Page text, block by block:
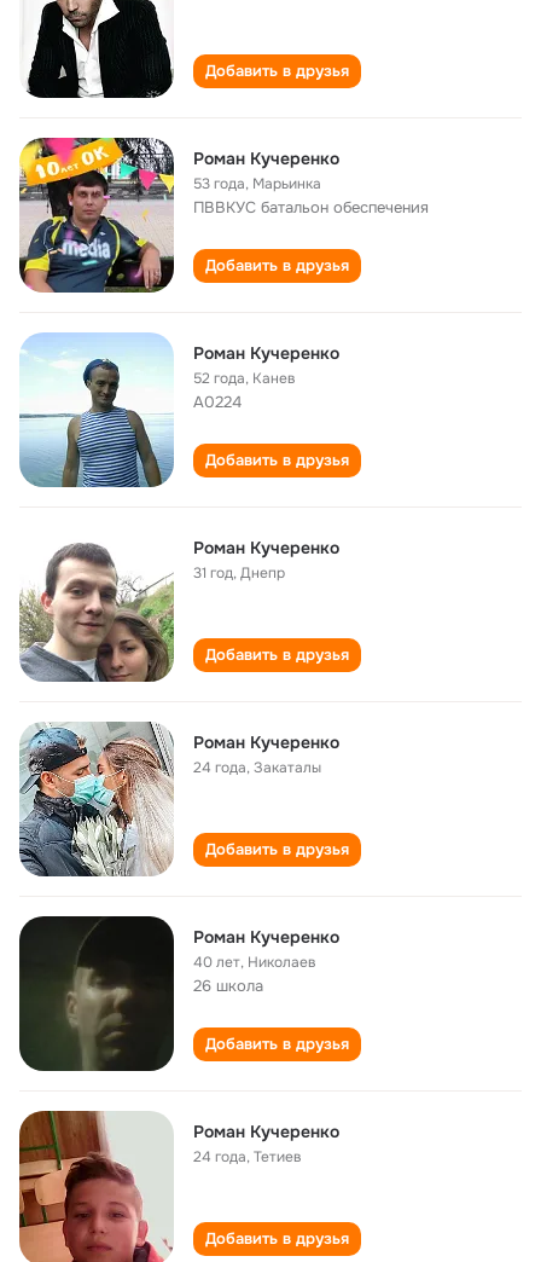
Добавить в друзья
Роман Кучеренко
53 года, Марьинка
ПВВКУС батальон обеспечения
Добавить в друзья
Роман Кучеренко
52 года, Канев
А0224
Добавить в друзья
Роман Кучеренко
31 год,Днепр
Добавить в друзья
Роман Кучеренко
24 года,Закаталы
Добавить в друзья
Роман Кучеренко
40 лет, Николаев
26 школа
Добавить в друзья
Роман Кучеренко
24 года,Тетиев
Добавить в друзья